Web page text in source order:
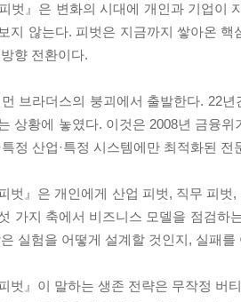
피벗』은 변화의 시대에 개인과 기업
지 않는다. 피벗은 지금까지 쌓아온
향 전환이다.
브라더스의 붕괴에서 출발한다. 22
상황에 놓였다. 이것은 2008년 금융
특정 산업·특정 시스템에만 최적화된
피벗』은 개인에게 산업 피벗, 직무 피
가지 축에서 비즈니스 모델을 점검하
실험을 어떻게 설계할 것인지, 실패
피벗』이 말하는 생존 전략은 무작정